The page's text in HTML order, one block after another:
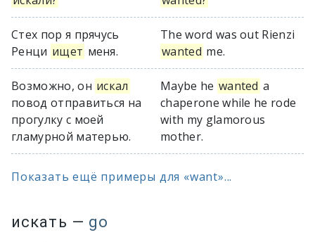
Стех пор я прячусь
Ренци ищет меня.
The word was out Rienzi
wanted me.
Возможно, он искал
повод отправиться на
прогулку с моей
гламурной матерью.
Maybe he wanted a
chaperone while he rode
with my glamorous
mother.
Показать ещё примеры для «want»...
искать — go